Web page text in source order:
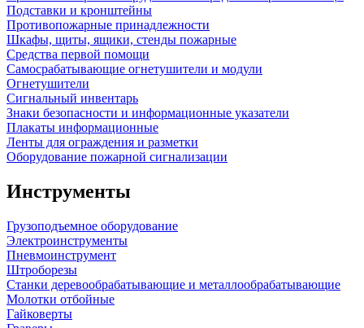
Подставки и кронштейны
Противопожарные принадлежности
Шкафы, щиты, ящики, стенды пожарные
Средства первой помощи
Самосрабатывающие огнетушители и модули
Огнетушители
Сигнальный инвентарь
Знаки безопасности и информационные указатели
Плакаты информационные
Ленты для ограждения и разметки
Оборудование пожарной сигнализации
Инструменты
Грузоподъемное оборудование
Электроинструменты
Пневмоинструмент
Штроборезы
Станки деревообрабатывающие и металлообрабатывающие
Молотки отбойные
Гайковерты